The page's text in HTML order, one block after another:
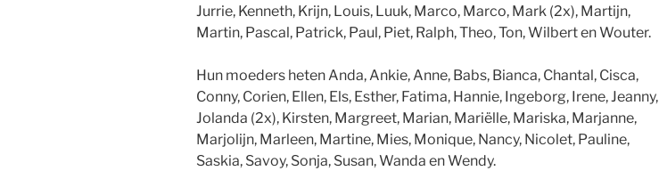
Jurrie, Kenneth, Krijn, Louis, Luuk, Marco, Marco, Mark (2x), Martijn,
Martin, Pascal, Patrick, Paul, Piet, Ralph, Theo, Ton, Wilbert en Wouter.
Hun moeders heten Anda, Ankie, Anne, Babs, Bianca, Chantal, Cisca,
Conny, Corien, Ellen, Els, Esther, Fatima, Hannie, Ingeborg, Irene, Jeanny,
Jolanda (2x), Kirsten, Margreet, Marian, Mariëlle, Mariska, Marjanne,
Marjolijn, Marleen, Martine, Mies, Monique, Nancy, Nicolet, Pauline,
Saskia, Savoy, Sonja, Susan, Wanda en Wendy.